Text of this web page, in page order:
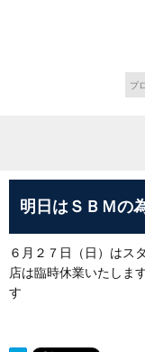
明日はＳＢＭの
６月２７日（日）はス
店は臨時休業いたしま
す